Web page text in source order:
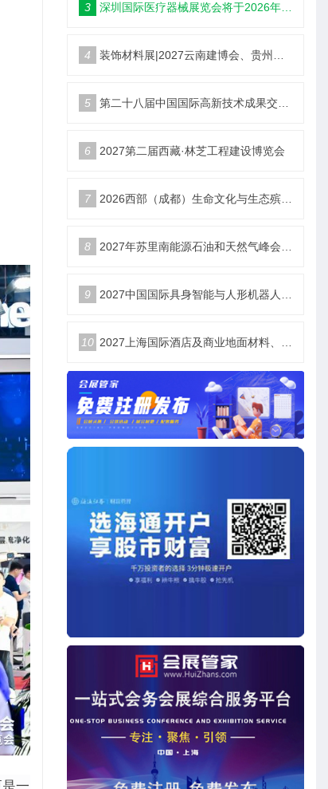
一
3 深圳国际医疗器械展览会将于2026年12月9日-11日举办
4 装饰材料展|2027云南建博会、贵州建博会
5 第二十八届中国国际高新技术成果交易会|智储未来 电联高交
6 2027第二届西藏·林芝工程建设博览会
7 2026西部（成都）生命文化与生态殡葬产业展览会
8 2027年苏里南能源石油和天然气峰会暨展览会（SEOGS）
9 2027中国国际具身智能与人形机器人展3月开幕
10 2027上海国际酒店及商业地面材料、整装定制、墙体材料及精品设计、智慧酒店、照明及智能控制博览会 展位火热销售中！